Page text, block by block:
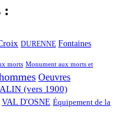
:
DURENNE Fontaines
morts Monument aux morts et
Oeuvres
(vers 1900)
VAL D'OSNE Équipement de la